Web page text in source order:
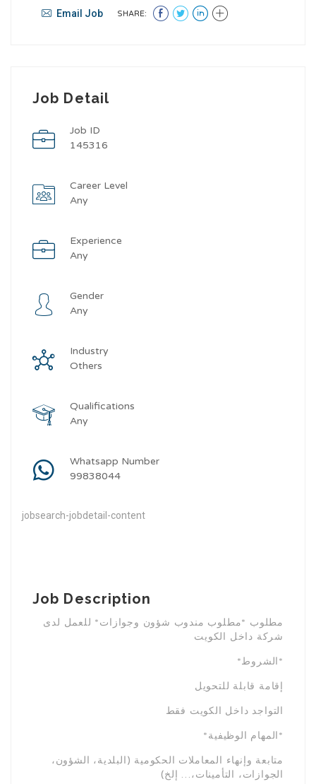
Email Job SHARE:
Job Detail
Job ID
145316
Career Level
Any
Experience
Any
Gender
Any
Industry
Others
Qualifications
Any
Whatsapp Number
99838044
jobsearch-jobdetail-content
Job Description
مطلوب *مطلوب مندوب شؤون وجوازات* للعمل لدى
شركة داخل الكويت
*الشروط*
إقامة قابلة للتحويل
التواجد داخل الكويت فقط
*المهام الوظيفية*
الجوازات، التأمينات،… إلخ)